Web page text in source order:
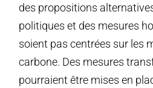
des propositions
politiques et des mesures
soient pas centrées sur les
carbone. Des mesures
pourraient être mises en